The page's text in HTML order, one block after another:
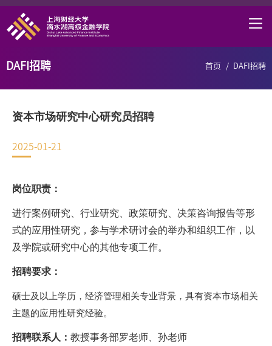
首页
研究中心
职业发展
DAFI招聘
信息服务
地址：上海市浦东新区海基六路99号创新魔坊三期2号楼
邮编：201306
首页 / DAFI招聘
DAFI招聘
资本市场研究中心研究员招聘
2025-01-21
岗位职责：
进行案例研究、行业研究、政策研究、决策咨询报告等形
式的应用性研究，参与学术研讨会的举办和组织工作，以
及学院或研究中心的其他专项工作。
招聘要求：
硕士及以上学历，经济管理相关专业背景，具有资本市场相关
主题的应用性研究经验。
招聘联系人： 教授事务部罗老师、孙老师